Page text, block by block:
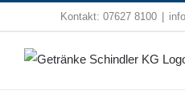
springen
Kontakt: 07627 8100